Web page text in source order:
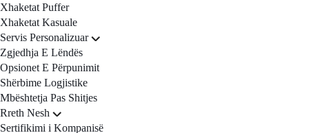
Xhaketat Puffer
Xhaketat Kasuale
Servis Personalizuar
Zgjedhja E Lëndës
Opsionet E Përpunimit
Shërbime Logjistike
Mbështetja Pas Shitjes
Rreth Nesh
Sertifikimi i Kompanisë